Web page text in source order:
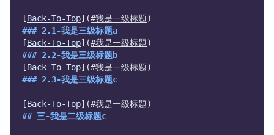
[Back-To-Top](#我是一级标题)
### 2.1-我是三级标题a
[Back-To-Top](#我是一级标题)
### 2.2-我是三级标题b
[Back-To-Top](#我是一级标题)
### 2.3-我是三级标题c
[Back-To-Top](#我是一级标题)
## 三-我是二级标题c